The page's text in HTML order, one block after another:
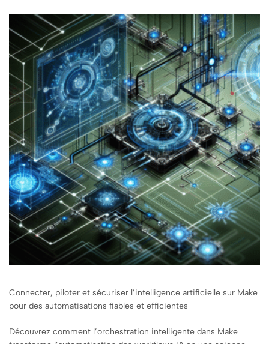
Connecter, piloter et sécuriser l’intelligence artificielle sur Make
pour des automatisations fiables et efficientes
Découvrez comment l’orchestration intelligente dans Make